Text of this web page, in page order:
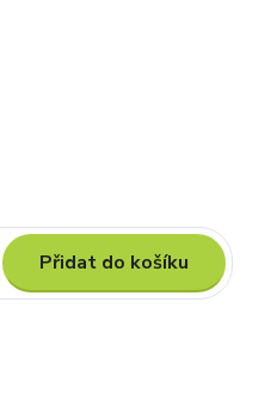
Přidat do košíku